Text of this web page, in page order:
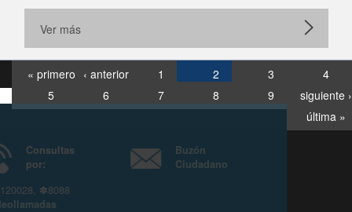
Ver más
« primero ‹ anterior 1 2 3
4
5
6 7 8 9
siguiente ›
última »
Consultas
6007120028, ✽8088
yVideollamadas